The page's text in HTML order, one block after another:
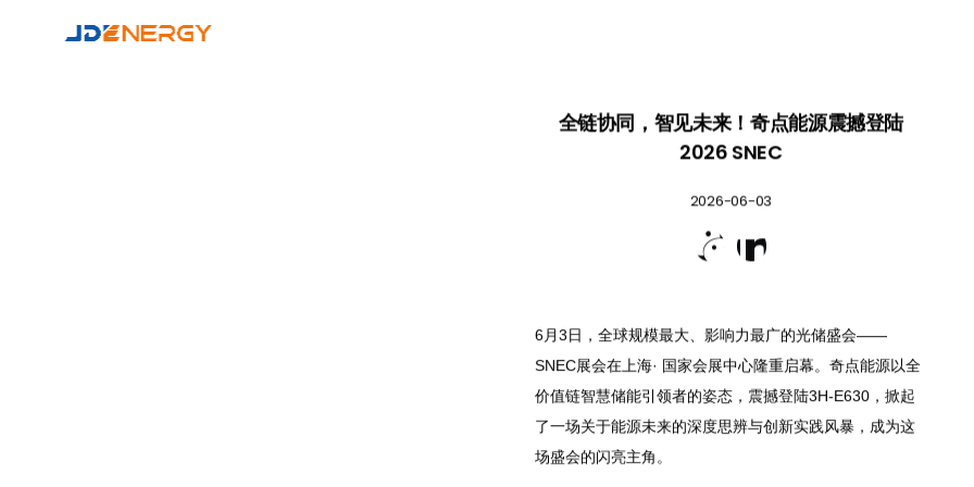
全链协同，智见未来！奇点能源震撼登陆
2026 SNEC
2026-06-03

6月3日，全球规模最大、影响力最广的光储盛会——
SNEC展会在上海· 国家会展中心隆重启幕。奇点能源以全
价值链智慧储能引领者的姿态，震撼登陆3H-E630，掀起
了一场关于能源未来的深度思辨与创新实践风暴，成为这
场盛会的闪亮主角。